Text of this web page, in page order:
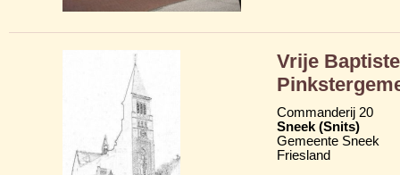
Vrije
Commanderij 20
Sneek (Snits)
Gemeente Sneek
Friesland